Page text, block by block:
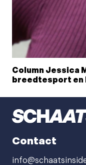
Column Jessica
breedtesport en
Contact